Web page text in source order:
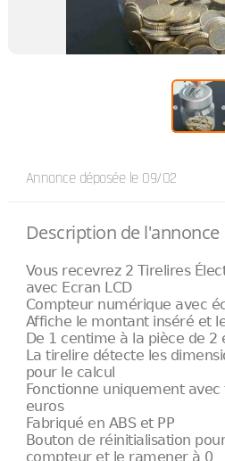
Annonce déposée le 09/02
Description de l'annonce
Vous recevrez 2 Tirelires
avec Ecran LCD
Compteur numérique avec
Affiche le montant inséré et
De 1 centime à la pièce de 2
La tirelire détecte les
pour le calcul
Fonctionne uniquement
euros
Fabriqué en ABS et PP
Bouton de réinitialisation
compteur et le ramener à 0